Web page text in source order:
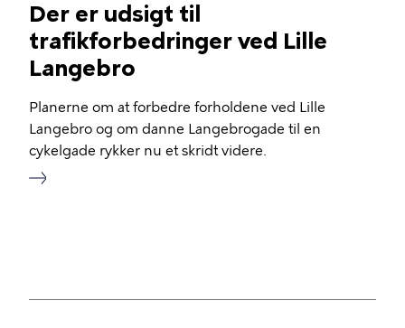
Der er udsigt til
trafikforbedringer ved Lille
Langebro
Planerne om at forbedre forholdene ved Lille
Langebro og om danne Langebrogade til en
cykelgade rykker nu et skridt videre.